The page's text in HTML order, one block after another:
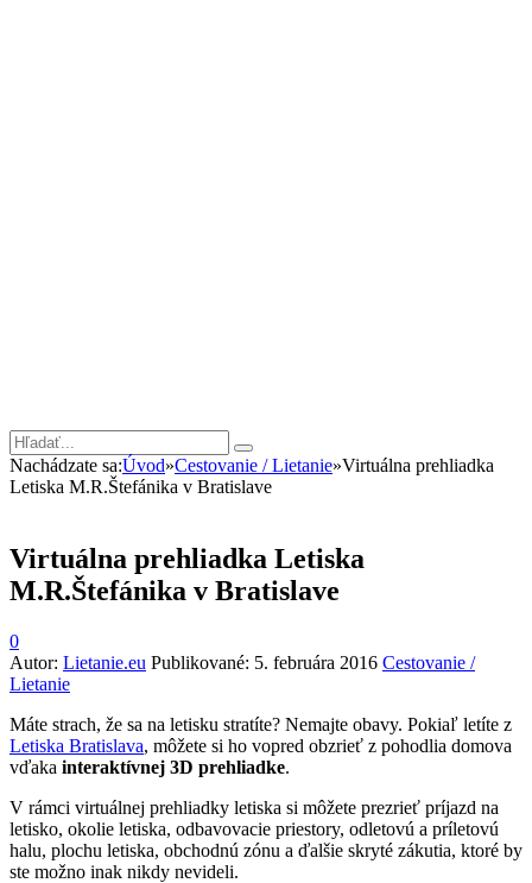
Nachádzate sa:Úvod»Cestovanie / Lietanie»Virtuálna prehliadka
Letiska M.R.Štefánika v Bratislave
Virtuálna prehliadka Letiska
M.R.Štefánika v Bratislave
0
Autor: Lietanie.eu Publikované: 5. februára 2016 Cestovanie /
Lietanie
Máte strach, že sa na letisku stratíte? Nemajte obavy. Pokiaľ letíte z
Letiska Bratislava, môžete si ho vopred obzrieť z pohodlia domova
vďaka interaktívnej 3D prehliadke.
V rámci virtuálnej prehliadky letiska si môžete prezrieť príjazd na
letisko, okolie letiska, odbavovacie priestory, odletovú a príletovú
halu, plochu letiska, obchodnú zónu a ďalšie skryté zákutia, ktoré by
ste možno inak nikdy nevideli.